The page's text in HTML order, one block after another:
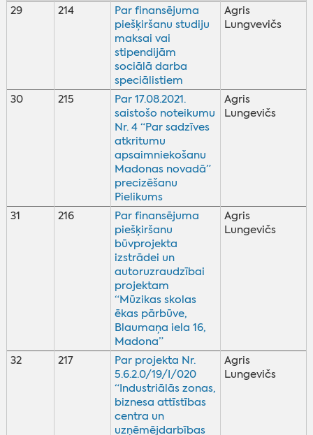
29 214
Par finansējuma
piešķiršanu studiju
maksai vai
stipendijām
sociālā darba
speciālistiem
Agris
Lungvevičs
30 215
Par 17.08.2021.
saistošo noteikumu
Nr. 4 “Par sadzīves
atkritumu
apsaimniekošanu
Madonas novadā”
precizēšanu
Pielikums
Agris
Lungevičs
31 216
Par finansējuma
piešķiršanu
būvprojekta
izstrādei un
autoruzraudzībai
projektam
“Mūzikas skolas
ēkas pārbūve,
Blaumaņa iela 16,
Madona”
Agris
Lungevičs
32 217
Par projekta Nr.
5.6.2.0/19/I/020
“Industriālās zonas,
biznesa attīstības
centra un
uzņēmējdarbības
Agris
Lungevičs